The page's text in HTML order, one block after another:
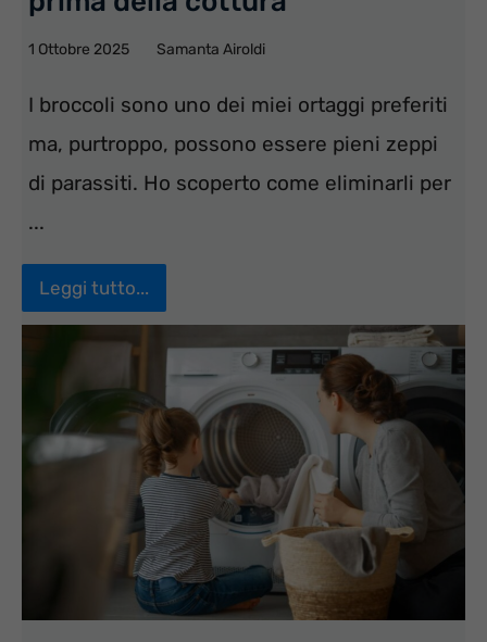
1 Ottobre 2025 Samanta Airoldi
I broccoli sono uno dei miei ortaggi preferiti
ma, purtroppo, possono essere pieni zeppi
di parassiti. Ho scoperto come eliminarli per
...
Leggi tutto...